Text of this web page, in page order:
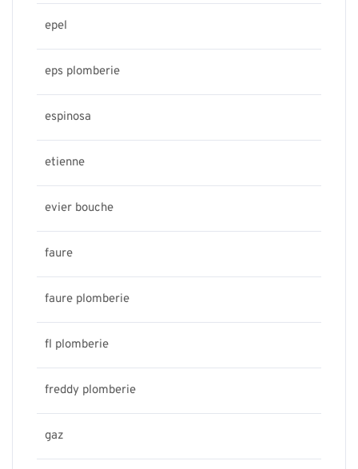
epel
eps plomberie
espinosa
etienne
evier bouche
faure
faure plomberie
fl plomberie
freddy plomberie
gaz